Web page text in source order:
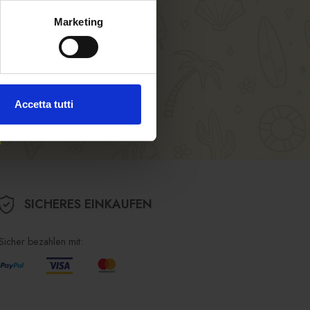
Marketing
Accetta tutti
unseren AGBs)
SICHERES EINKAUFEN
Sicher bezahlen mit: